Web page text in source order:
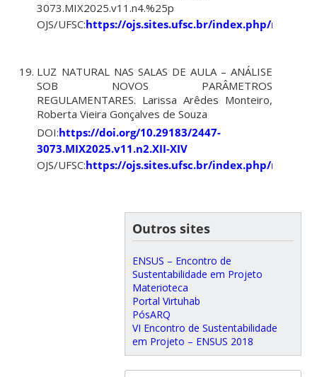
3073.MIX2025.v11.n4.%25p
OJS/UFSC:https://ojs.sites.ufsc.br/index.php/
LUZ NATURAL NAS SALAS DE AULA – ANÁLISE
SOB NOVOS PARÂMETROS
REGULAMENTARES. Larissa Arêdes Monteiro,
Roberta Vieira Gonçalves de Souza
DOI:https://doi.org/10.29183/2447-
3073.MIX2025.v11.n2.XII-XIV
OJS/UFSC:https://ojs.sites.ufsc.br/index.php/
Outros sites
ENSUS – Encontro de
Sustentabilidade em Projeto
Materioteca
Portal Virtuhab
PósARQ
VI Encontro de Sustentabilidade
em Projeto – ENSUS 2018